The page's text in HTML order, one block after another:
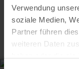
Verwendung
soziale Medien,
Partner führen
weiteren Daten